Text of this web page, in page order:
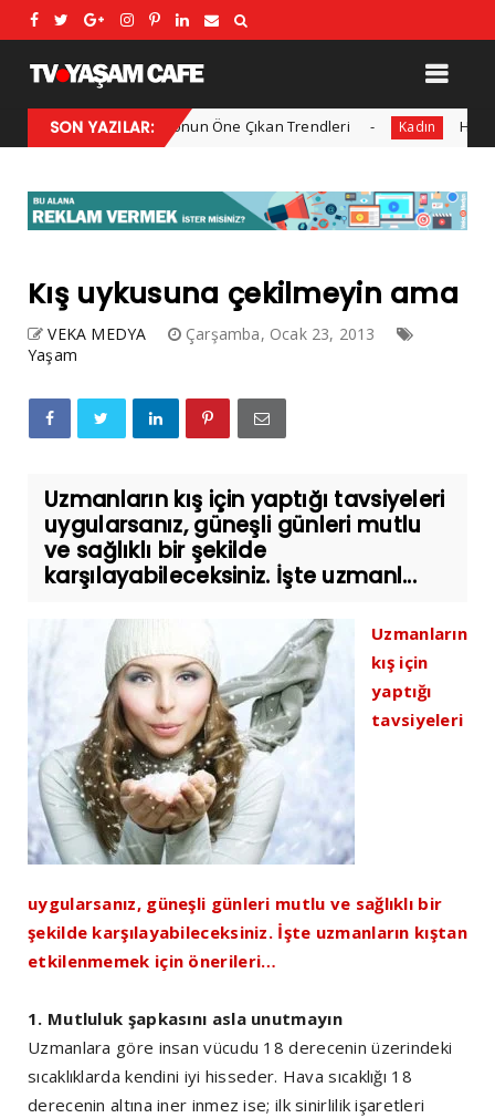
SON YAZILAR:
Modası: Sezonun Öne Çıkan Trendleri Kadın Her yıl 1,4
Kış uykusuna çekilmeyin ama
VEKA MEDYA
Çarşamba, Ocak 23, 2013
Yaşam
Uzmanların kış için yaptığı tavsiyeleri
uygularsanız, güneşli günleri mutlu
ve sağlıklı bir şekilde
karşılayabileceksiniz. İşte uzmanl...
Uzmanların
kış için
yaptığı
tavsiyeleri
uygularsanız, güneşli günleri mutlu ve sağlıklı bir
şekilde karşılayabileceksiniz. İşte uzmanların kıştan
etkilenmemek için önerileri…
1. Mutluluk şapkasını asla unutmayın
Uzmanlara göre insan vücudu 18 derecenin üzerindeki
sıcaklıklarda kendini iyi hisseder. Hava sıcaklığı 18
derecenin altına iner inmez ise; ilk sinirlilik işaretleri